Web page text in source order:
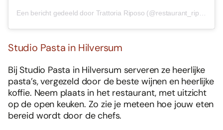
Een bericht gedeeld door Trattoria Riposo (@restaurant_riposo)
Studio Pasta in Hilversum
Bij Studio Pasta in Hilversum serveren ze heerlijke
pasta’s, vergezeld door de beste wijnen en heerlijke
koffie. Neem plaats in het restaurant, met uitzicht
op de open keuken. Zo zie je meteen hoe jouw eten
bereid wordt door de chefs.